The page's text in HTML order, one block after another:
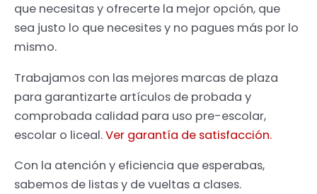
que necesitas y ofrecerte la mejor opción, que
sea justo lo que necesites y no pagues más por lo
mismo.
Trabajamos con las mejores marcas de plaza
para garantizarte artículos de probada y
comprobada calidad para uso pre-escolar,
escolar o liceal.Ver garantía de satisfacción.
Con la atención y eficiencia que esperabas,
sabemos de listas y de vueltas a clases.